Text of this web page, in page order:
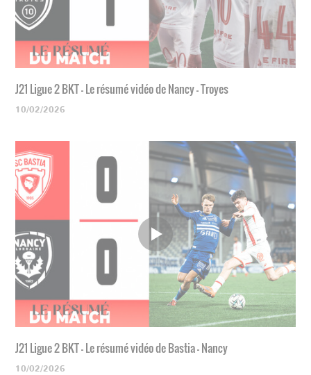
J21 Ligue 2 BKT - Le résumé vidéo de Nancy - Troyes
10/02/2026
J21 Ligue 2 BKT - Le résumé vidéo de Bastia - Nancy
10/02/2026